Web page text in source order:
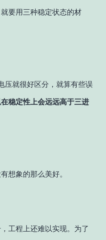
要用三种稳定状态的材
压就很好区分，就算有些误
稳定性上会远远高于三进
想象的那么美好。
工程上还难以实现。 为了